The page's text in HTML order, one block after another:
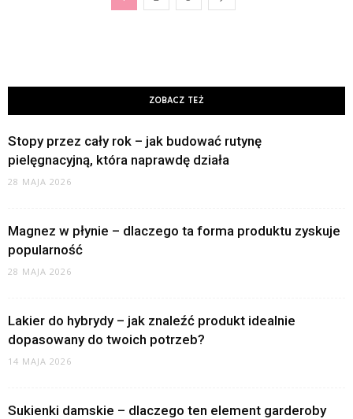
ZOBACZ TEŻ
Stopy przez cały rok – jak budować rutynę
pielęgnacyjną, która naprawdę działa
28 MAJA 2026
Magnez w płynie – dlaczego ta forma produktu zyskuje
popularność
28 MAJA 2026
Lakier do hybrydy – jak znaleźć produkt idealnie
dopasowany do twoich potrzeb?
14 MAJA 2026
Sukienki damskie – dlaczego ten element garderoby